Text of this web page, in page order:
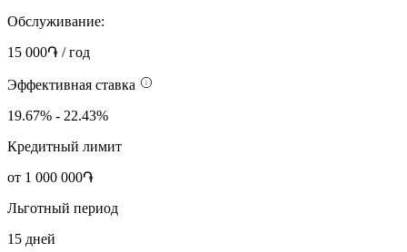
Обслуживание:
15 000֏ / год
Эффективная ставка
19.67% - 22.43%
Кредитный лимит
от 1 000 000֏
Льготный период
15 дней